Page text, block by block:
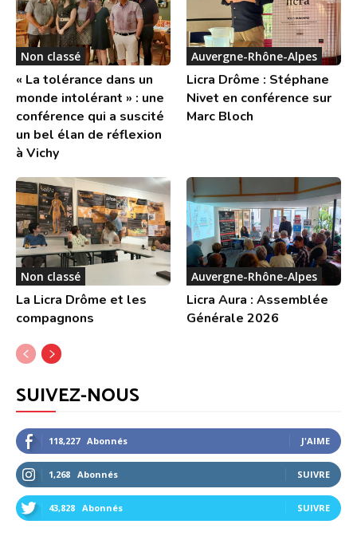
Non classé
« La tolérance dans un
monde intolérant » : une
conférence qui a suscité
un bel élan de réflexion
à Vichy
Auvergne-Rhône-Alpes
Licra Drôme : Stéphane
Nivet en conférence sur
Marc Bloch
Non classé
La Licra Drôme et les
compagnons
Auvergne-Rhône-Alpes
Licra Aura : Assemblée
Générale 2026
SUIVEZ-NOUS
118,227 Abonnés J'AIME
1,268 Abonnés SUIVRE
43,828 Abonnés SUIVRE